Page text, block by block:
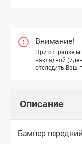
Внимание!
При отправке
накладной
отследить Ваш
Описание
Бампер